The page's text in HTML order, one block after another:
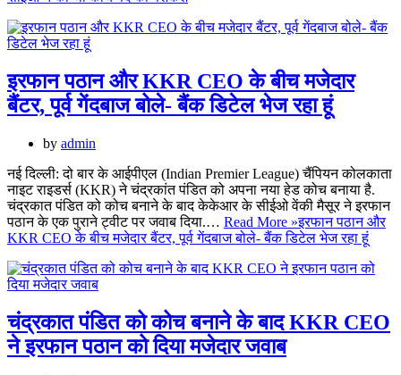
इरफान पठान और KKR CEO के बीच मजेदार
बैंटर, पूर्व गेंदबाज बोले- बैंक डिटेल भेज रहा हूं
by admin
नई दिल्ली: दो बार के आईपीएल (Indian Premier League) चैंपियन कोलकाता
नाइट राइडर्स (KKR) ने चंद्रकांत पंडित को अपना नया हेड कोच बनाया है.
चंद्रकात पंडित को कोच बनाने के बाद केकेआर के सीईओ वेंकी मैसूर ने इरफान
पठान के एक पुराने ट्वीट पर जवाब दिया.… Read More »इरफान पठान और
KKR CEO के बीच मजेदार बैंटर, पूर्व गेंदबाज बोले- बैंक डिटेल भेज रहा हूं
चंद्रकात पंडित को कोच बनाने के बाद KKR CEO
ने इरफान पठान को दिया मजेदार जवाब